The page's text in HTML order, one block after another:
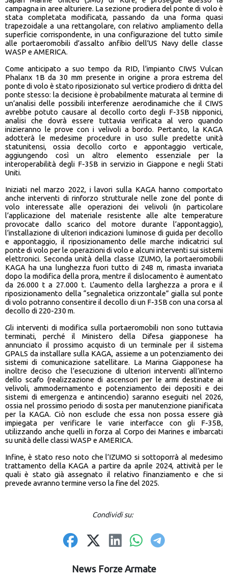
campagna in aree alturiere. La sezione prodiera del ponte di volo è
stata completata modificata, passando da una forma quasi
trapezoidale a una rettangolare, con relativo ampliamento della
superficie corrispondente, in una configurazione del tutto simile
alle portaeromobili d’assalto anfibio dell’US Navy delle classe
WASP e AMERICA.
Come anticipato a suo tempo da RID, l’impianto CIWS Vulcan
Phalanx 1B da 30 mm presente in origine a prora estrema del
ponte di volo è stato riposizionato sul vertice prodiero di dritta del
ponte stesso: la decisione è probabilmente maturata al termine di
un’analisi delle possibili interferenze aerodinamiche che il CIWS
avrebbe potuto causare al decollo corto degli F-35B nipponici,
analisi che dovrà essere tuttavia verificata al vero quando
inizieranno le prove con i velivoli a bordo. Pertanto, la KAGA
adotterà le medesime procedure in uso sulle predette unità
statunitensi, ossia decollo corto e appontaggio verticale,
aggiungendo così un altro elemento essenziale per la
interoperabilità degli F-35B in servizio in Giappone e negli Stati
Uniti.
Iniziati nel marzo 2022, i lavori sulla KAGA hanno comportato
anche interventi di rinforzo strutturale nelle zone del ponte di
volo interessate alle operazioni dei velivoli (in particolare
l’applicazione del materiale resistente alle alte temperature
provocate dallo scarico del motore durante l’appontaggio),
l’installazione di ulteriori indicazioni luminose di guida per decollo
e appontaggio, il riposizionamento delle marche indicatrici sul
ponte di volo per le operazioni di volo e alcuni interventi sui sistemi
elettronici. Seconda unità della classe IZUMO, la portaeromobili
KAGA ha una lunghezza fuori tutto di 248 m, rimasta invariata
dopo la modifica della prora, mentre il dislocamento è aumentato
da 26.000 t a 27.000 t. L’aumento della larghezza a prora e il
riposizionamento della “segnaletica orizzontale” gialla sul ponte
di volo potranno consentire il decollo di un F-35B con una corsa al
decollo di 220-230 m.
Gli interventi di modifica sulla portaeromobili non sono tuttavia
terminati, perché il Ministero della Difesa giapponese ha
annunciato il prossimo acquisto di un terminale per il sistema
GPALS da installare sulla KAGA, assieme a un potenziamento dei
sistemi di comunicazione satellitare. La Marina Giapponese ha
inoltre deciso che l’esecuzione di ulteriori interventi all’interno
dello scafo (realizzazione di ascensori per le armi destinate ai
velivoli, ammodernamento e potenziamento dei depositi e dei
sistemi di emergenza e antincendio) saranno eseguiti nel 2026,
ossia nel prossimo periodo di sosta per manutenzione pianificata
per la KAGA. Ciò non esclude che essa non possa essere già
impiegata per verificare le varie interfacce con gli F-35B,
utilizzando anche quelli in forza al Corpo dei Marines e imbarcati
su unità delle classi WASP e AMERICA.
Infine, è stato reso noto che l’IZUMO si sottoporrà al medesimo
trattamento della KAGA a partire da aprile 2024, attività per le
quali è stato già assegnato il relativo finanziamento e che si
prevede avranno termine verso la fine del 2025.
Condividi su:
News Forze Armate